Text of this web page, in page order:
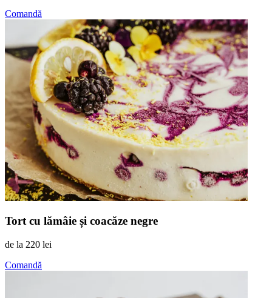
Comandă
Tort cu lămâie și coacăze negre
de la 220 lei
Comandă